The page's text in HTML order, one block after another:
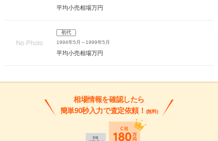
平均小売相場万円
初代
1994年5月～1999年5月
平均小売相場万円
相場情報を確認したら
簡単90秒入力で査定依頼！ (無料)